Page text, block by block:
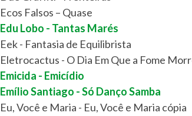
Ecos Falsos – Quase
Edu Lobo - Tantas Marés
Eek - Fantasia de Equilibrista
Eletrocactus - O Dia Em Que a Fome
Emicida - Emicídio
Emílio Santiago - Só Danço Samba
Eu, Você e Maria - Eu, Você e Maria cópia